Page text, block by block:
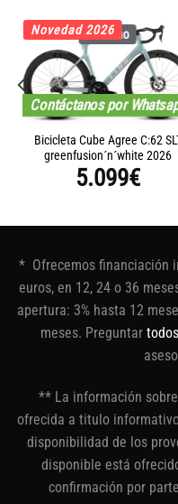
Carbono
Contáctanos por
Novedad 2026
Bicicleta Cube Agree C:62
greenfusion´n´white 2026
5.099€
* Ofrecemos financiación
euros, en 12, 24 o 36
apertura: 3% hasta 12
meses. Preguntar
** La información
ofrecida a titulo
disponibilidad de los
disponible está
confirmación por